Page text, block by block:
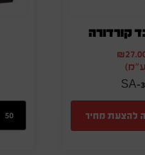
קורדורה
₪
SA-
להצעת מחיר